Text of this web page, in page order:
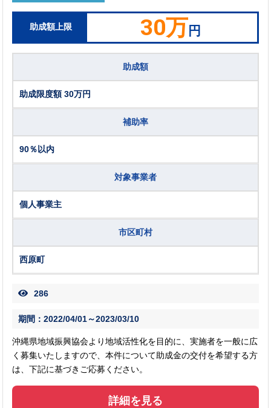
助成額上限 30万円
助成額
助成限度額 30万円
補助率
90％以内
対象事業者
個人事業主
市区町村
西原町
286
期間：2022/04/01～2023/03/10
沖縄県地域振興協会より地域活性化を目的に、実施者を一般に広
く募集いたしますので、本件について助成金の交付を希望する方
は、下記に基づきご応募ください。
詳細を見る